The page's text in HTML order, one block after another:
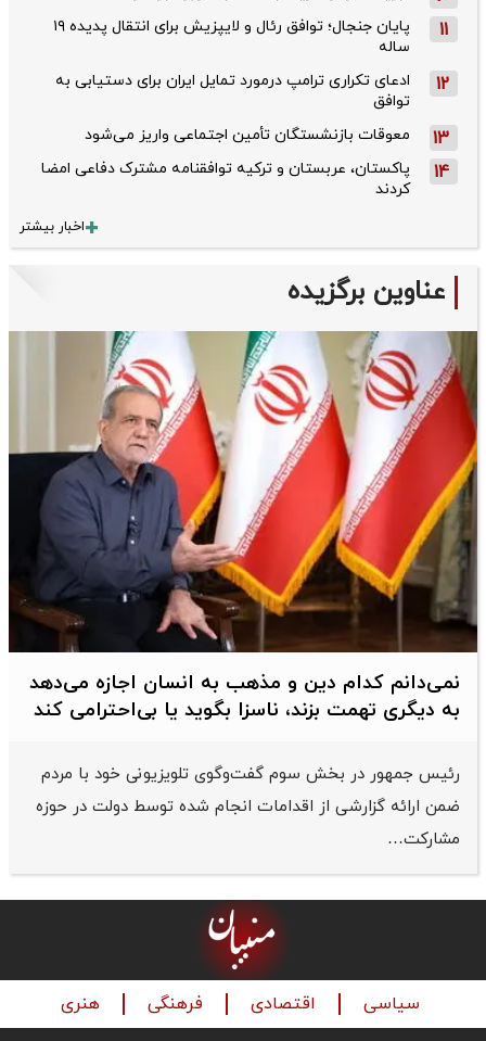
11
پایان جنجال؛ توافق رئال و لایپزیش برای انتقال پدیده ۱۹
ساله
12
ادعای تکراری ترامپ درمورد تمایل ایران برای دستیابی به
توافق
13 معوقات بازنشستگان تأمین اجتماعی واریز می‌شود
14
پاکستان، عربستان و ترکیه توافقنامه مشترک دفاعی امضا
کردند
اخبار بیشتر
عناوین برگزیده
نمی‌دانم کدام دین و مذهب به انسان اجازه می‌دهد
به دیگری تهمت بزند، ناسزا بگوید یا بی‌احترامی کند
رئیس جمهور در بخش سوم گفت‌وگوی تلویزیونی خود با مردم
ضمن ارائه گزارشی از اقدامات انجام شده توسط دولت در حوزه
مشارکت…
سیاسی اقتصادی فرهنگی هنری